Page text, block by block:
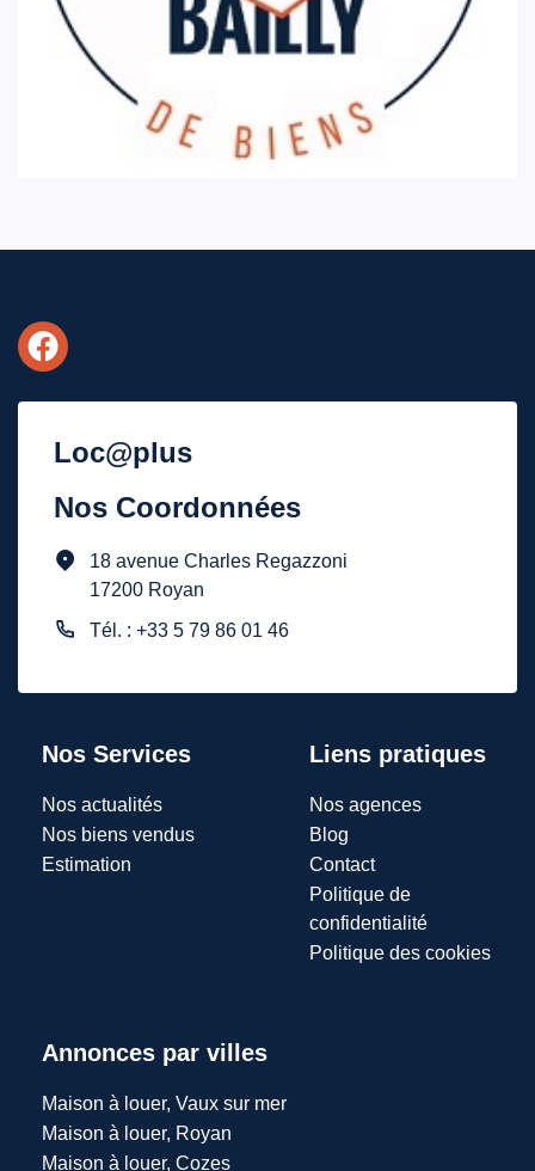
Loc@plus
Nos Coordonnées
18 avenue Charles Regazzoni
17200 Royan
Tél. : +33 5 79 86 01 46
Nos Services
Nos actualités
Nos biens vendus
Estimation
Liens pratiques
Nos agences
Blog
Contact
Politique de
confidentialité
Politique des cookies
Annonces par villes
Maison à louer, Vaux sur mer
Maison à louer, Royan
Maison à louer, Cozes